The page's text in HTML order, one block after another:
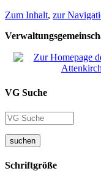
Zum Inhalt, zur
VG Suche
suchen
Schriftgröße